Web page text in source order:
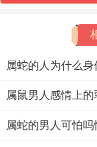
归，再投资方面
黄金与银行存款
定，也能避免财
我有个朋友就遇到
【01年属蛇的最
1、犹豫反复